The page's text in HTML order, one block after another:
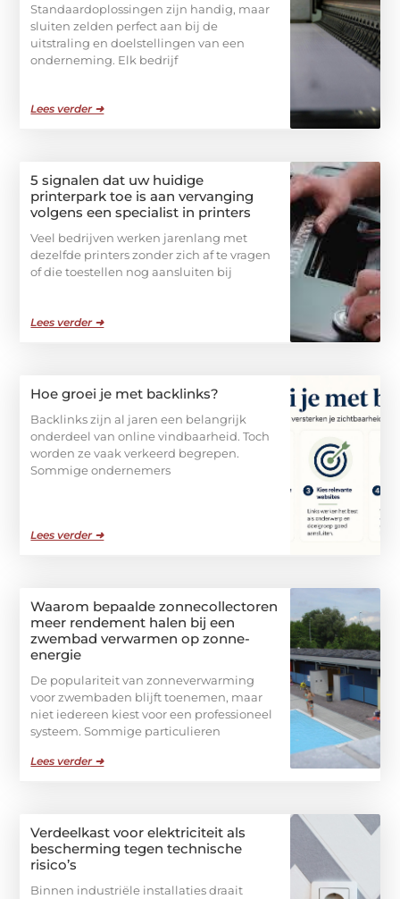
Standaardoplossingen zijn handig, maar
sluiten zelden perfect aan bij de
uitstraling en doelstellingen van een
onderneming. Elk bedrijf
Lees verder ➜
5 signalen dat uw huidige
printerpark toe is aan vervanging
volgens een specialist in printers
Veel bedrijven werken jarenlang met
dezelfde printers zonder zich af te vragen
of die toestellen nog aansluiten bij
Lees verder ➜
Hoe groei je met backlinks?
Backlinks zijn al jaren een belangrijk
onderdeel van online vindbaarheid. Toch
worden ze vaak verkeerd begrepen.
Sommige ondernemers
Lees verder ➜
Waarom bepaalde zonnecollectoren
meer rendement halen bij een
zwembad verwarmen op zonne-
energie
De populariteit van zonneverwarming
voor zwembaden blijft toenemen, maar
niet iedereen kiest voor een professioneel
systeem. Sommige particulieren
Lees verder ➜
Verdeelkast voor elektriciteit als
bescherming tegen technische
risico’s
Binnen industriële installaties draait